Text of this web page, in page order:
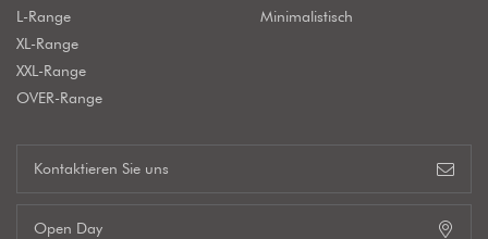
L-Range
XL-Range
XXL-Range
OVER-Range
Minimalistisch
Kontaktieren Sie uns
Open Day